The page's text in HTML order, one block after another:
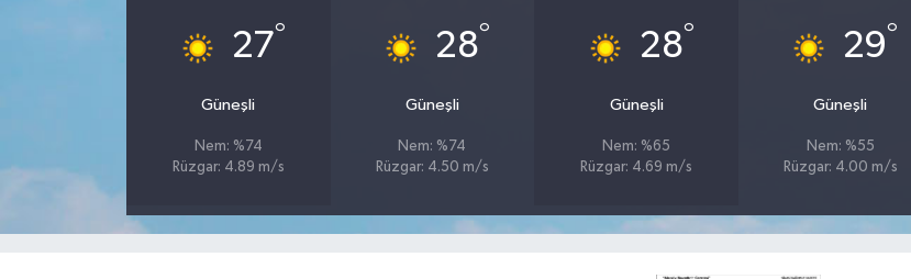
27°
Güneşli
Nem: %74
Rüzgar: 4.89 m/s
28°
Güneşli
Nem: %74
Rüzgar: 4.50 m/s
28°
Güneşli
Nem: %65
Rüzgar: 4.69 m/s
29°
Güneşli
Nem: %55
Rüzgar: 4.00 m/s